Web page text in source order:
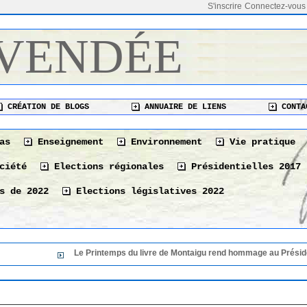
Connectez-vous
S'inscrire
CRÉATION DE BLOGS ANNUAIRE DE LIENS
Enseignement Environnement Vie pratique
Elections régionales Présidentielles 2017
2022 Elections législatives 2022
Le Printemps du livre de Montaigu rend hommage au Président